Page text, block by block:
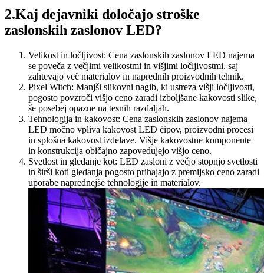
2.Kaj dejavniki določajo stroške
zaslonskih zaslonov LED?
Velikost in ločljivost: Cena zaslonskih zaslonov LED najema
se poveča z večjimi velikostmi in višjimi ločljivostmi, saj
zahtevajo več materialov in naprednih proizvodnih tehnik.
Pixel Witch: Manjši slikovni nagib, ki ustreza višji ločljivosti,
pogosto povzroči višjo ceno zaradi izboljšane kakovosti slike,
še posebej opazne na tesnih razdaljah.
Tehnologija in kakovost: Cena zaslonskih zaslonov najema
LED močno vpliva kakovost LED čipov, proizvodni procesi
in splošna kakovost izdelave. Višje kakovostne komponente
in konstrukcija običajno zapovedujejo višjo ceno.
Svetlost in gledanje kot: LED zasloni z večjo stopnjo svetlosti
in širši koti gledanja pogosto prihajajo z premijsko ceno zaradi
uporabe naprednejše tehnologije in materialov.